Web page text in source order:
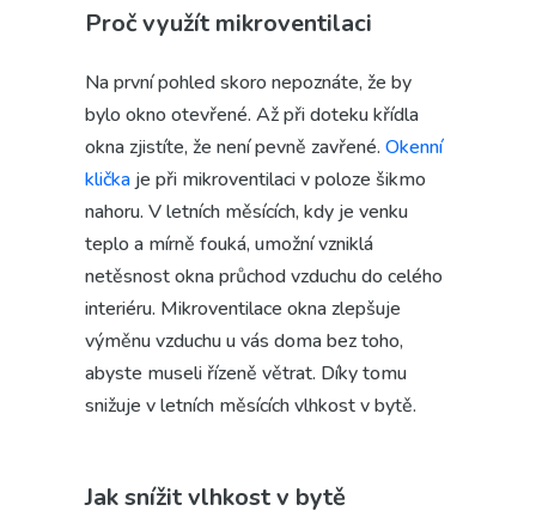
Proč využít mikroventilaci
Na první pohled skoro nepoznáte, že by
bylo okno otevřené. Až při doteku křídla
okna zjistíte, že není pevně zavřené. Okenní
klička je při mikroventilaci v poloze šikmo
nahoru. V letních měsících, kdy je venku
teplo a mírně fouká, umožní vzniklá
netěsnost okna průchod vzduchu do celého
interiéru. Mikroventilace okna zlepšuje
výměnu vzduchu u vás doma bez toho,
abyste museli řízeně větrat. Díky tomu
snižuje v letních měsících vlhkost v bytě.
Jak snížit vlhkost v bytě